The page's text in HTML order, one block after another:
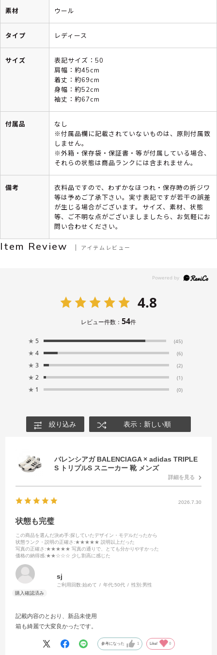
素材 ウール
タイプ レディース
サイズ
表記サイズ：50
肩幅：約45cm
着丈：約69cm
身幅：約52cm
袖丈：約67cm
付属品
なし
※付属品欄に記載されていないものは、原則付属致
しません。
※外箱・保存袋・保証書・等が付属している場合、
それらの状態は商品ランクには含まれません。
備考
衣料品ですので、わずかなほつれ・保存時の折ジワ
等は予めご了承下さい。実寸表記ですが若干の誤差
が生じる場合がございます。サイズ、素材、状態
等、ご不明な点がございましましたら、お気軽にお
問い合わせください。
Item Review アイテムレビュー
4.8
レビュー件数： 54件
★ 5 (45)
★ 4 (6)
★ 3 (2)
★ 2 (1)
★ 1 (0)
絞り込み 表示：新しい順
バレンシアガ BALENCIAGA × adidas TRIPLE
S トリプルS スニーカー 靴 メンズ
詳細を見る
2026.7.30
状態も完璧
この商品を選んだ決め手:探していたデザイン・モデルだったから
状態ランク・説明の正確さ :★★★★★ 説明以上だった
写真の正確さ :★★★★★ 写真の通りで、とても分かりやすかった
価格の納得感:★★☆☆☆ 少し割高に感じた
sj
ご利用回数:始めて 年代:50代 性別:男性
記載内容のとおり、新品未使用
箱も綺麗で大変良かったです。
参考になった 1 Like! 0